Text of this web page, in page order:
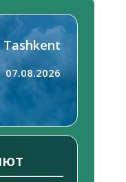
Tashkent
07.08.2026